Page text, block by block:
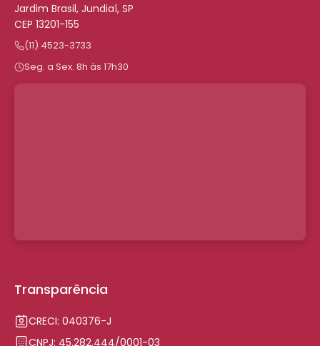
Jardim Brasil, Jundiaí, SP
CEP 13201-155
(11) 4523-3733
Seg. a Sex. 8h às 17h30
Transparência
CRECI: 040376-J
CNPJ: 45.282.444/0001-03